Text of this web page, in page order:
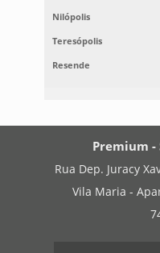
Nilópolis
Teresópolis
Resende
Premium -
Rua Dep. Juracy
Vila Maria -